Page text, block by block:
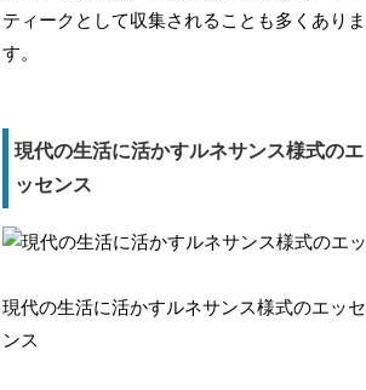
ティークとして収集されることも多くありま
す。
現代の生活に活かすルネサンス様式のエ
ッセンス
現代の生活に活かすルネサンス様式のエッセ
ンス